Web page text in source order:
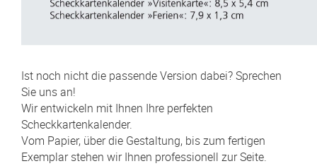
Ist noch nicht die passende Version dabei? Sprechen
Sie uns an!
Wir entwickeln mit Ihnen Ihre perfekten
Scheckkartenkalender.
Vom Papier, über die Gestaltung, bis zum fertigen
Exemplar stehen wir Ihnen professionell zur Seite.